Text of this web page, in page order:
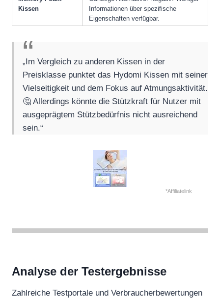
Kissen
Informationen über spezifische
Eigenschaften verfügbar.
„Im Vergleich zu anderen Kissen in der
Preisklasse punktet das Hydomi Kissen mit seiner
Vielseitigkeit und dem Fokus auf Atmungsaktivität.
🤔 Allerdings könnte die Stützkraft für Nutzer mit
ausgeprägtem Stützbedürfnis nicht ausreichend
sein.“
*Affiliatelink
Analyse der Testergebnisse
Zahlreiche Testportale und Verbraucherbewertungen